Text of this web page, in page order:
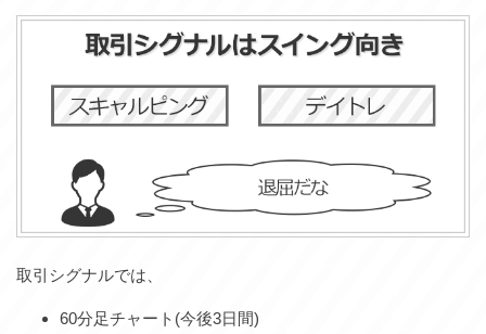
取引シグナルでは、
60分足チャート(今後3日間)